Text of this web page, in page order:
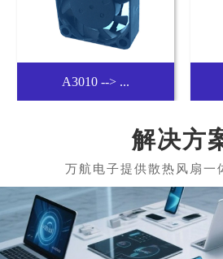
B5015 --> ...
解决方